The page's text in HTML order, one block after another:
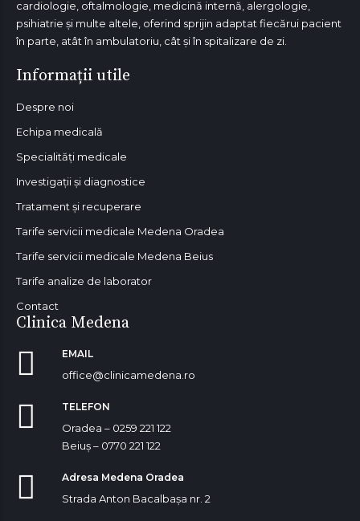
cardiologie, oftalmologie, medicină internă, alergologie,
psihiatrie și multe altele, oferind sprijin adaptat fiecărui pacient
în parte, atât în ambulatoriu, cât și în spitalizare de zi.
Informații utile
Despre noi
Echipa medicală
Specialități medicale
Investigații și diagnostice
Tratament și recuperare
Tarife servicii medicale Medena Oradea
Tarife servicii medicale Medena Beius
Tarife analize de laborator
Contact
Clinica Medena
EMAIL
office@clinicamedena.ro
TELEFON
Oradea – 0259 221 122
Beiuș – 0770 221 122
Adresa Medena Oradea
Strada Anton Bacalbașa nr. 2